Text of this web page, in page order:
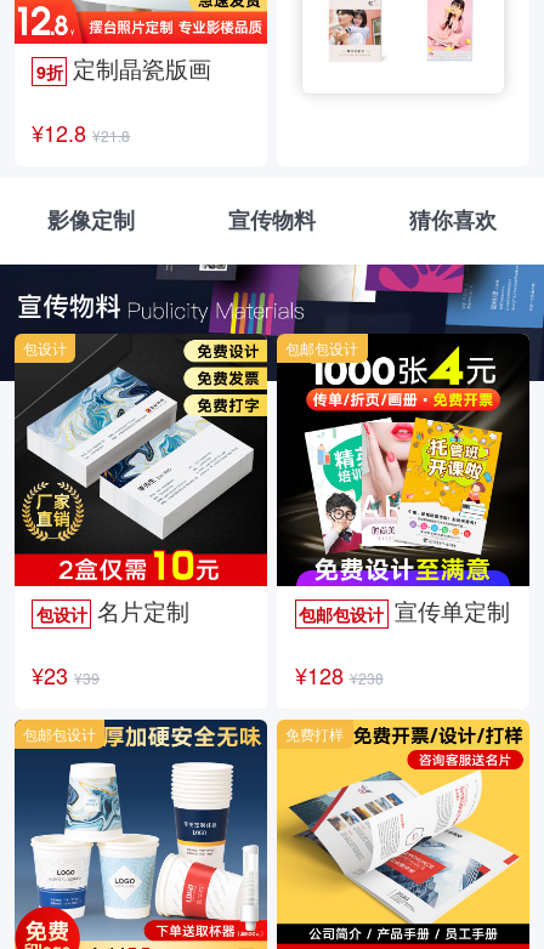
9折 定制晶瓷版画
¥12.8 ¥21.8
影像定制 宣传物料 猜你喜欢
包设计 名片定制
¥23 ¥39
包设计
包邮包设计宣传单定制
¥128 ¥238
包邮包设计
包邮包设计 免费打样